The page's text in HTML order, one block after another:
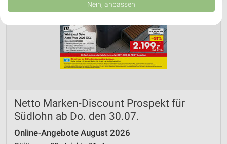
Netto Marken-Discount Prospekt für
Südlohn ab Do. den 30.07.
Online-Angebote August 2026
Website/App.
Partnerliste anzeigen (1 IAB-Anbieter)
Wir nutzen Ihre Daten für folgende Zwecke:
IAB-Verarbeitungszwecke:
Verwendung reduzierter Daten zur Auswahl von
Werbeanzeigen
Erstellung von Profilen für personalisierte
Nein, anpassen